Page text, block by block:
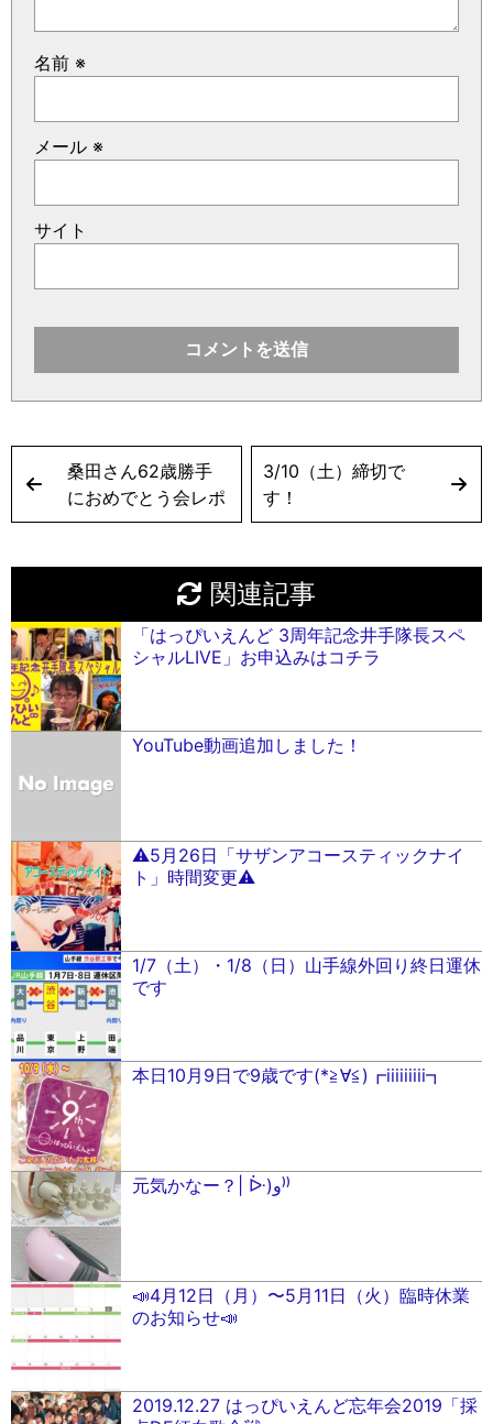
名前 ※
メール ※
サイト
桑田さん62歳勝手
におめでとう会レポ
3/10（土）締切で
す！
関連記事
「はっぴいえんど 3周年記念井手隊長スペ
シャルLIVE」お申込みはコチラ
YouTube動画追加しました！
⚠️5月26日「サザンアコースティックナイ
ト」時間変更⚠️
1/7（土）・1/8（日）山手線外回り終日運休
です
本日10月9日で9歳です(*≧∀≦)┏iiiiiiiii┓
元気かなー？| ᐕ)و⁾⁾
📣4月12日（月）〜5月11日（火）臨時休業
のお知らせ📣
2019.12.27 はっぴいえんど忘年会2019「採